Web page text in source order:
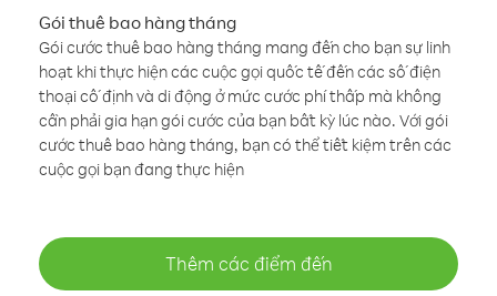
Gói thuê bao hàng tháng
Gói cước thuê bao hàng tháng mang đến cho bạn sự linh
hoạt khi thực hiện các cuộc gọi quốc tế đến các số điện
thoại cố định và di động ở mức cước phí thấp mà không
cần phải gia hạn gói cước của bạn bất kỳ lúc nào. Với gói
cước thuê bao hàng tháng, bạn có thể tiết kiệm trên các
cuộc gọi bạn đang thực hiện
Thêm các điểm đến